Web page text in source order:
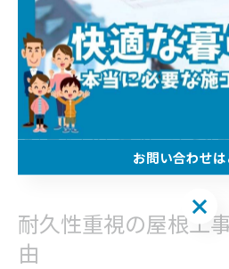
が適切でない場合も早期劣化に
実際に「屋根修理 飛び込み」
く、安易な選択は将来の再工事
りかねません。信頼できる業者
証内容を十分に確認してから決
耐久性重視の屋根工
由
お問い合わせは
お問い合わせ